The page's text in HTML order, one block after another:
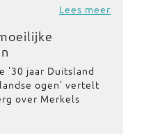
Lees meer
'30 jaar Duitsland
ogen' vertelt
over Merkels